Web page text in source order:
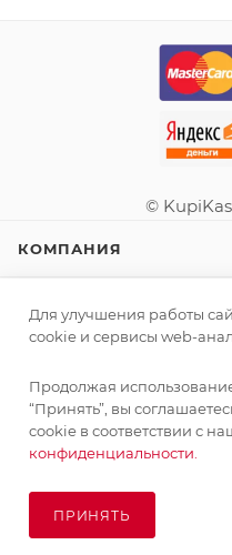
©
КОМПАНИЯ
ПОДПИСАТЬСЯ НА
Для улучшения работы
cookie и сервисы web-
Продолжая
“Принять”, вы
cookie в соответствии с
конфиденциальности.
ПРИНЯТЬ